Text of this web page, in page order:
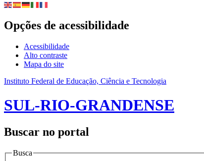
Opções de acessibilidade
Acessibilidade
Alto contraste
Mapa do site
Instituto Federal de Educação, Ciência e Tecnologia
SUL-RIO-GRANDENSE
Buscar no portal
Busca